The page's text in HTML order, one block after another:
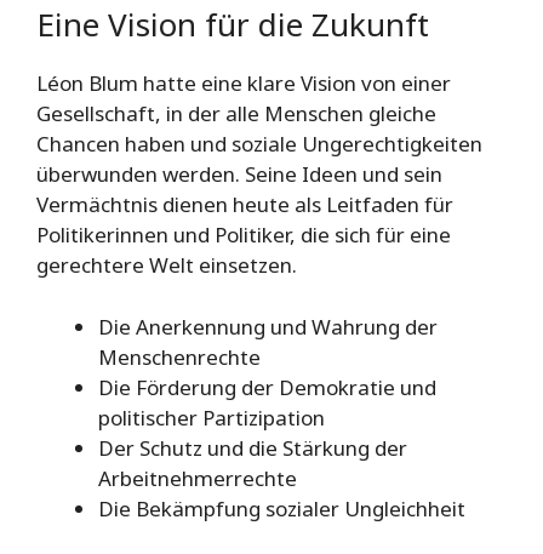
Eine Vision für die Zukunft
Léon Blum hatte eine klare Vision von einer
Gesellschaft, in der alle Menschen gleiche
Chancen haben und soziale Ungerechtigkeiten
überwunden werden. Seine Ideen und sein
Vermächtnis dienen heute als Leitfaden für
Politikerinnen und Politiker, die sich für eine
gerechtere Welt einsetzen.
Die Anerkennung und Wahrung der
Menschenrechte
Die Förderung der Demokratie und
politischer Partizipation
Der Schutz und die Stärkung der
Arbeitnehmerrechte
Die Bekämpfung sozialer Ungleichheit